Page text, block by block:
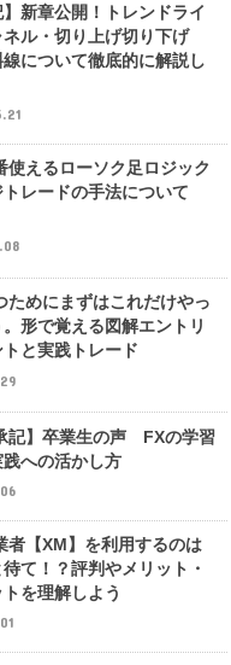
】新章公開！トレンドライ
ネル・切り上げ切り下げ
について徹底的に解説し
使えるローソク足ロジック
トレードの手法について
ためにまずはこれだけやっ
形で覚える図解エントリ
と実践トレード
記】卒業生の声 FXの学習
への活かし方
者【XM】を利用するのは
て！？評判やメリット・
を理解しよう